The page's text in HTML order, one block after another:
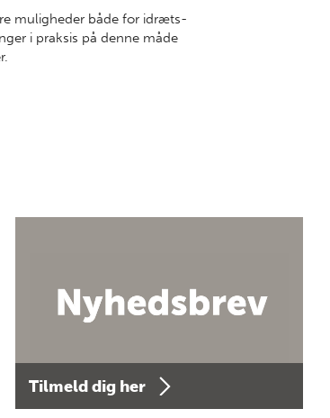
muligheder både for idræts-
i praksis på denne måde
Tilmeld dig her